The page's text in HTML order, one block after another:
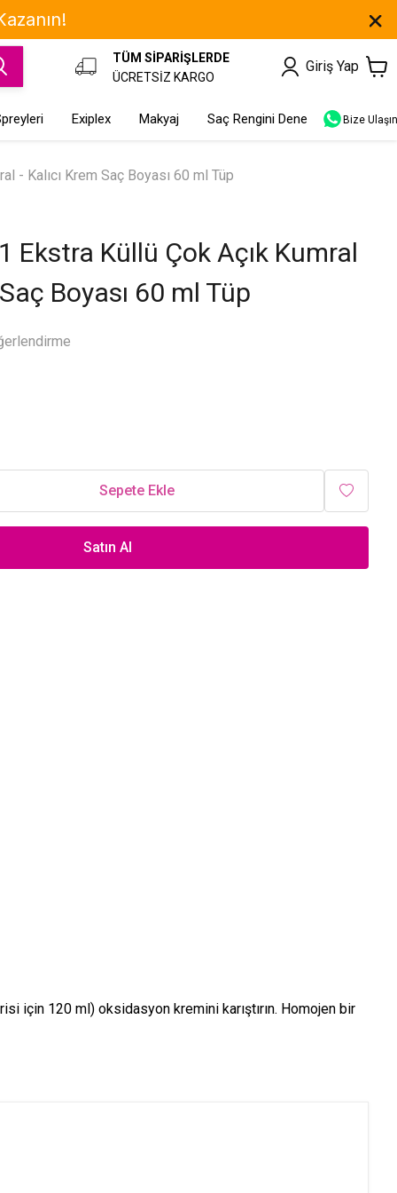
TÜM SİPARİŞLERDE
ÜCRETSİZ KARGO
Giriş Yap
Exiplex Makyaj Saç Rengini Dene Bize Ulaşın
- Kalıcı Krem Saç Boyası 60 ml Tüp
Ekstra Küllü Çok Açık Kumral
Boyası 60 ml Tüp
Sepete Ekle
Satın Al
için 120 ml) oksidasyon kremini karıştırın. Homojen bir